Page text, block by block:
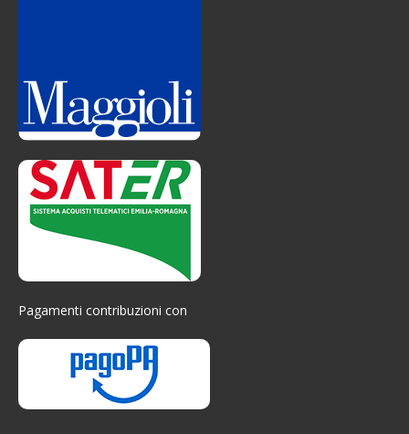
Pagamenti contribuzioni con